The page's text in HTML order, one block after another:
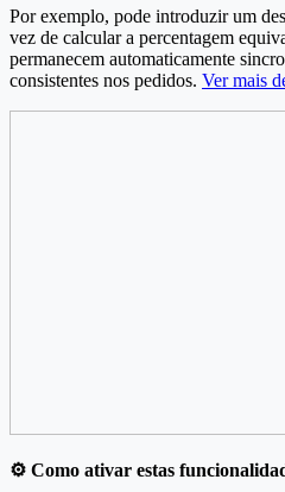
Por exemplo, pode introduzir um
vez de calcular a percentagem
permanecem automaticamente
consistentes nos pedidos. Ver mais
⚙️ Como ativar estas